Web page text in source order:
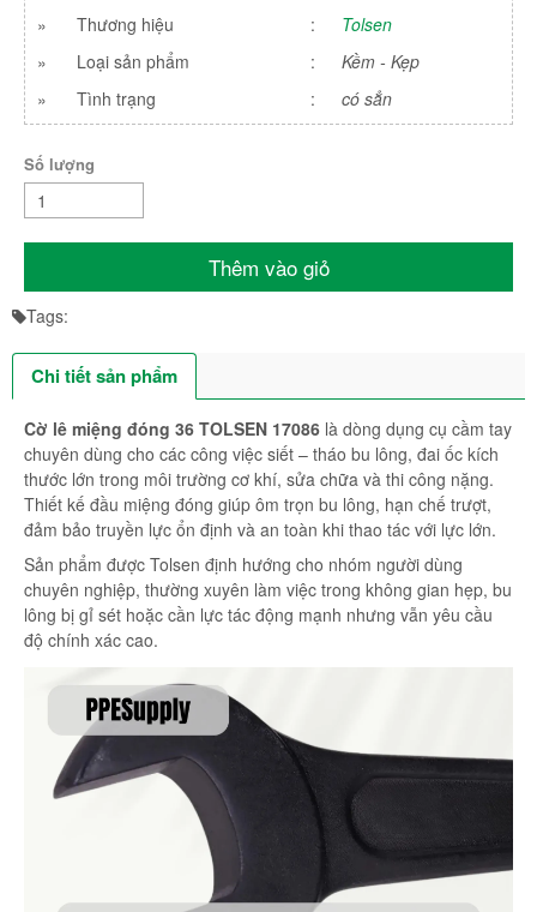
»
Thương hiệu :
Tolsen
»
Loại sản phẩm :
Kềm - Kẹp
»
Tình trạng : có sẳn
Số lượng
Thêm vào giỏ
Tags:
Chi tiết sản phẩm
Cờ lê miệng đóng 36 TOLSEN 17086 là dòng dụng cụ cầm tay
chuyên dùng cho các công việc siết – tháo bu lông, đai ốc kích
thước lớn trong môi trường cơ khí, sửa chữa và thi công nặng.
Thiết kế đầu miệng đóng giúp ôm trọn bu lông, hạn chế trượt,
đảm bảo truyền lực ổn định và an toàn khi thao tác với lực lớn.
Sản phẩm được Tolsen định hướng cho nhóm người dùng
chuyên nghiệp, thường xuyên làm việc trong không gian hẹp, bu
lông bị gỉ sét hoặc cần lực tác động mạnh nhưng vẫn yêu cầu
độ chính xác cao.